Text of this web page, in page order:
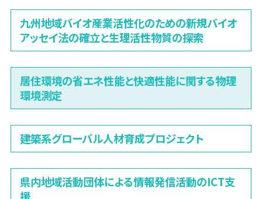
九州地域バイオ産業活性化のための新規バイオ
アッセイ法の確立と生理活性物質の探索
居住環境の省エネ性能と快適性能に関する物理
環境測定
建築系グローバル人材育成プロジェクト
県内地域活動団体による情報発信活動のICT支